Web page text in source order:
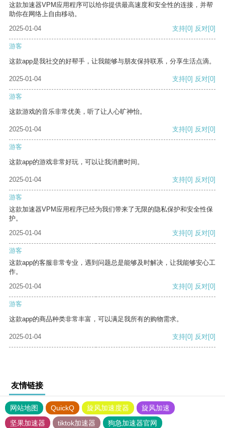
这款加速器VPM应用程序可以给你提供最高速度和安全性的连接，并帮
助你在网络上自由移动。
2025-01-04
支持[0] 反对[0]
游客
这款app是我社交的好帮手，让我能够与朋友保持联系，分享生活点滴。
2025-01-04 支持[0] 反对[0]
游客
这款游戏的音乐非常优美，听了让人心旷神怡。
2025-01-04 支持[0] 反对[0]
游客
这款app的游戏非常好玩，可以让我消磨时间。
2025-01-04 支持[0] 反对[0]
游客
这款加速器VPM应用程序已经为我们带来了无限的隐私保护和安全性保
护。
2025-01-04
支持[0] 反对[0]
游客
这款app的客服非常专业，遇到问题总是能够及时解决，让我能够安心工
作。
2025-01-04
支持[0] 反对[0]
游客
这款app的商品种类非常丰富，可以满足我所有的购物需求。
2025-01-04 支持[0] 反对[0]
友情链接
网站地图 QuickQ 旋风加速度器
旋风加速
坚果加速器
tiktok加速器
狗急加速器官网